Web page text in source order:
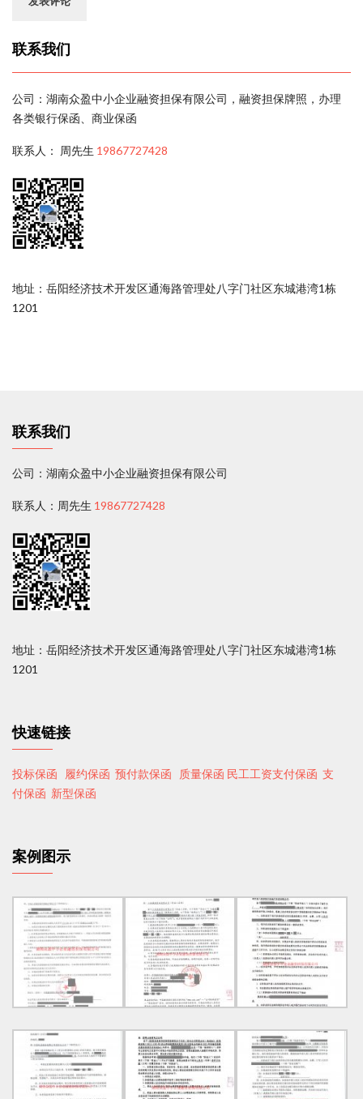
联系我们
公司：湖南众盈中小企业融资担保有限公司，融资担保牌照，办理
各类银行保函、商业保函
联系人： 周先生 19867727428
地址：岳阳经济技术开发区通海路管理处八字门社区东城港湾1栋
1201
联系我们
公司：湖南众盈中小企业融资担保有限公司
联系人：周先生 19867727428
地址：岳阳经济技术开发区通海路管理处八字门社区东城港湾1栋
1201
快速链接
投标保函 履约保函 预付款保函 质量保函 民工工资支付保函 支
付保函 新型保函
案例图示